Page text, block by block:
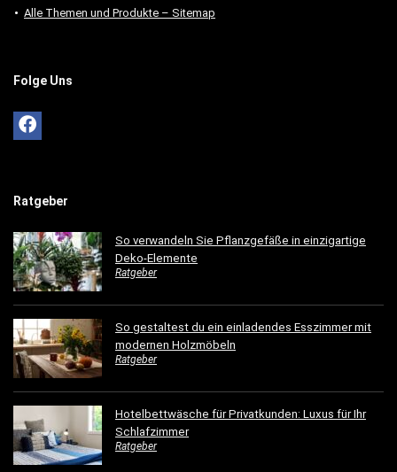
Alle Themen und Produkte – Sitemap
Folge Uns
Ratgeber
So verwandeln Sie Pflanzgefäße in einzigartige
Deko-Elemente
Ratgeber
So gestaltest du ein einladendes Esszimmer mit
modernen Holzmöbeln
Ratgeber
Hotelbettwäsche für Privatkunden: Luxus für Ihr
Schlafzimmer
Ratgeber